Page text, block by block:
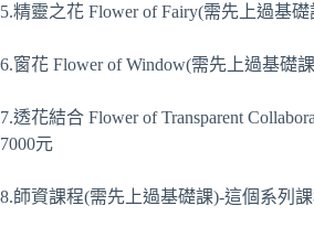
5.精靈之花 Flower of Fairy(需先上過基礎
6.窗花 Flower of Window(需先上過基礎
7.透花結合 Flower of Transparent
7000元
8.師資課程(需先上過基礎課)-這個系列